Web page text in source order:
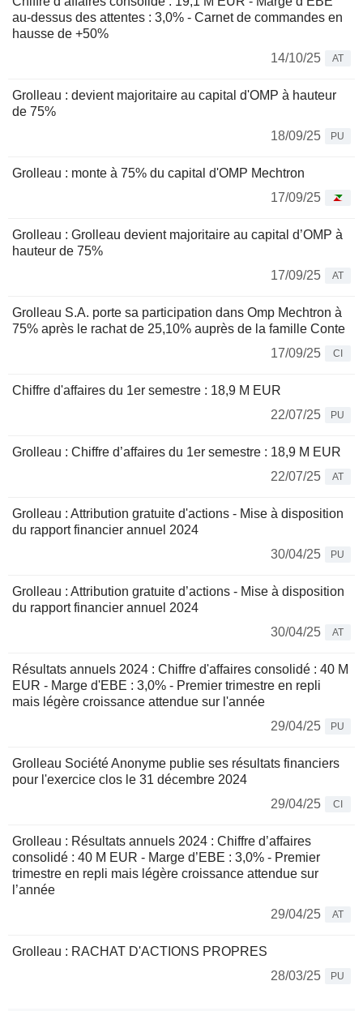
au-dessus des attentes : 3,0% - Carnet de commandes en
hausse de +50%
14/10/25
AT
Grolleau : devient majoritaire au capital d'OMP à hauteur
de 75%
18/09/25
PU
Grolleau : monte à 75% du capital d'OMP Mechtron
17/09/25
Grolleau : Grolleau devient majoritaire au capital d’OMP à
hauteur de 75%
17/09/25
AT
Grolleau S.A. porte sa participation dans Omp Mechtron à
75% après le rachat de 25,10% auprès de la famille Conte
17/09/25
CI
Chiffre d'affaires du 1er semestre : 18,9 M EUR
22/07/25
PU
Grolleau : Chiffre d’affaires du 1er semestre : 18,9 M EUR
22/07/25
AT
Grolleau : Attribution gratuite d'actions - Mise à disposition
du rapport financier annuel 2024
30/04/25
PU
Grolleau : Attribution gratuite d’actions - Mise à disposition
du rapport financier annuel 2024
30/04/25
AT
Résultats annuels 2024 : Chiffre d'affaires consolidé : 40 M
EUR - Marge d'EBE : 3,0% - Premier trimestre en repli
mais légère croissance attendue sur l'année
29/04/25
PU
Grolleau Société Anonyme publie ses résultats financiers
pour l'exercice clos le 31 décembre 2024
29/04/25
CI
Grolleau : Résultats annuels 2024 : Chiffre d’affaires
consolidé : 40 M EUR - Marge d’EBE : 3,0% - Premier
trimestre en repli mais légère croissance attendue sur
l’année
29/04/25
AT
Grolleau : RACHAT D'ACTIONS PROPRES
28/03/25
PU